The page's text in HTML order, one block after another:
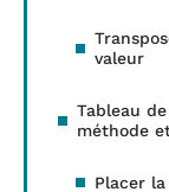
valeur
Tableau
méthode
Placer